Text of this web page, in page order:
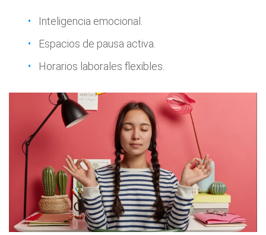
Inteligencia emocional.
Espacios de pausa activa.
Horarios laborales flexibles.